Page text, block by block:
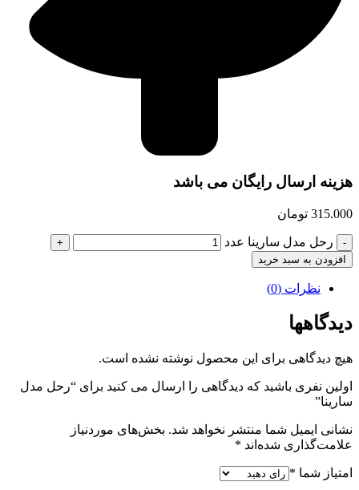
هزینه ارسال رایگان می باشد
315.000 تومان
رحل مدل سارینا عدد
افزودن به سبد خرید
نظرات (0)
دیدگاهها
هیچ دیدگاهی برای این محصول نوشته نشده است.
اولین نفری باشید که دیدگاهی را ارسال می کنید برای “رحل مدل
سارینا”
نشانی ایمیل شما منتشر نخواهد شد. بخش‌های موردنیاز
علامت‌گذاری شده‌اند *
امتیاز شما *